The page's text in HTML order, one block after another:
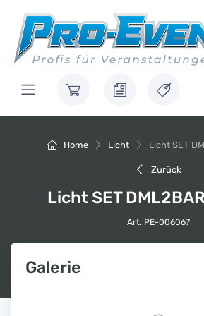
Home Licht Licht SET
Zurück
Licht SET
Art. PE-006067
Galerie